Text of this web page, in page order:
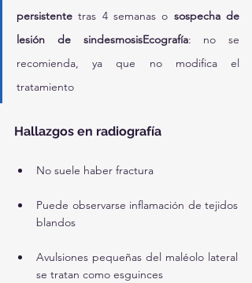
persistente tras 4 semanas o sospecha de
lesión de sindesmosisEcografía: no se
recomienda, ya que no modifica el
tratamiento
Hallazgos en radiografía
No suele haber fractura
Puede observarse inflamación de tejidos
blandos
Avulsiones pequeñas del maléolo lateral
se tratan como esguinces